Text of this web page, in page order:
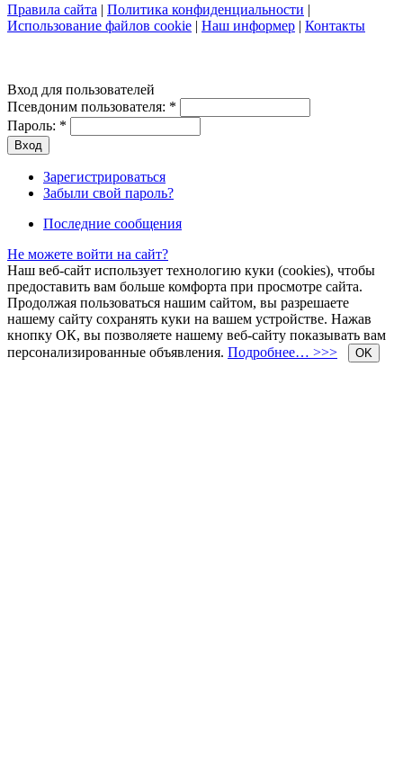
Правила сайта | Политика конфиденциальности |
Использование файлов cookie | Наш информер | Контакты
Вход для пользователей
Псевдоним пользователя: *
Пароль: *
Зарегистрироваться
Забыли свой пароль?
Последние сообщения
Не можете войти на сайт?
Наш веб-сайт использует технологию куки (cookies), чтобы
предоставить вам больше комфорта при просмотре сайта.
Продолжая пользоваться нашим сайтом, вы разрешаете
нашему сайту сохранять куки на вашем устройстве. Нажав
кнопку ОК, вы позволяете нашему веб-сайту показывать вам
персонализированные объявления. Подробнее… >>> OK